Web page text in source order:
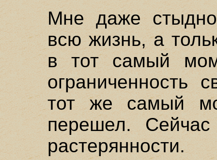
Мне даже
всю жизнь, а
в тот самый
ограниченность
тот же самый
перешел.
растерянности.